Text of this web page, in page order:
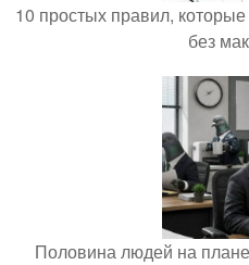
10 простых правил,
без
Половина людей на